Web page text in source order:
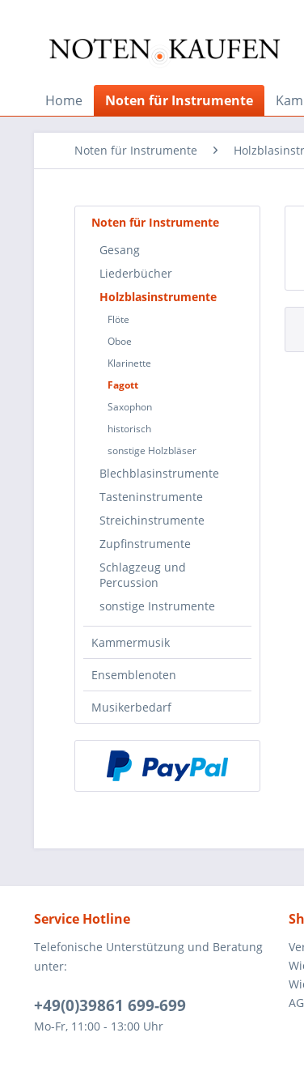
Home Noten für Instrumente
Noten für Instrumente
Noten für Instrumente
Gesang
Liederbücher
Holzblasinstrumente
Flöte
Oboe
Klarinette
Fagott
Saxophon
historisch
sonstige Holzbläser
Blechblasinstrumente
Tasteninstrumente
Streichinstrumente
Zupfinstrumente
Schlagzeug und
Percussion
sonstige Instrumente
Kammermusik
Ensemblenoten
Musikerbedarf
Service Hotline
Telefonische Unterstützung und Beratung
unter:
+49(0)39861 699-699
Mo-Fr, 11:00 - 13:00 Uhr